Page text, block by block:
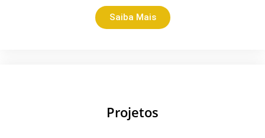
Saiba Mais
Projetos